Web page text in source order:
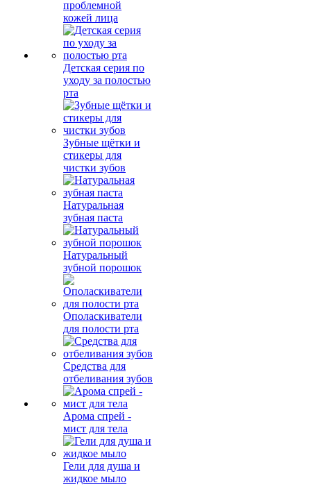
проблемной
кожей лица
Детская серия по
уходу за полостью
рта
Зубные щётки и
стикеры для
чистки зубов
Натуральная
зубная паста
Натуральный
зубной порошок
Ополаскиватели
для полости рта
Средства для
отбеливания зубов
Арома спрей -
мист для тела
Гели для душа и
жидкое мыло